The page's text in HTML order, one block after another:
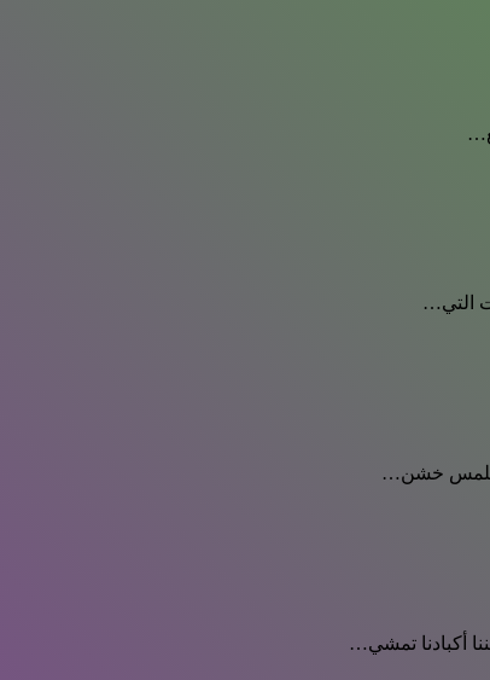
التي…
ملمس خشن…
أكبادنا تمشي…